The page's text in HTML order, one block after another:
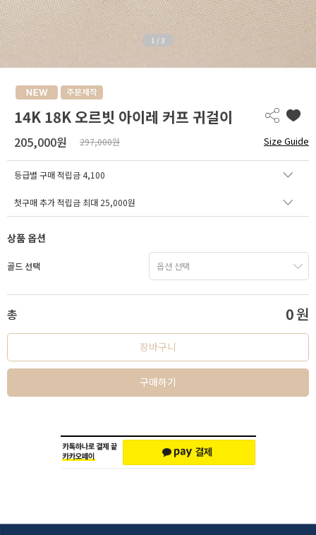
1 / 3
14K 18K 오르빗 아이레 커프 귀걸이
205,000원 297,000원 Size Guide
등급별 구매 적립금4,100
첫구매 추가 적립금 최대 25,000원
상품 옵션
골드 선택
총 0원
장바구니
구매하기